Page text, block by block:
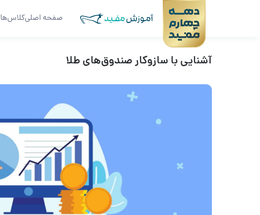
صفحه اصلیکلاس‌ها
آشنایی با سازوکار صندوق‌های طلا